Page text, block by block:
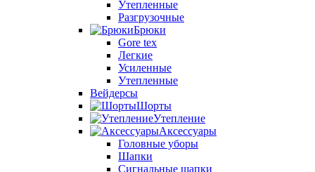
Утепленные
Разгрузочные
Брюки
Gore tex
Легкие
Усиленные
Утепленные
Вейдерсы
Шорты
Утепление
Аксессуары
Головные уборы
Шапки
Сигнальные шапки